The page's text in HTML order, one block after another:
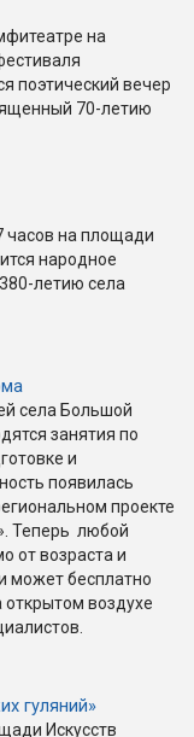
на
поэтический вечер
70-летию
часов на площади
народное
летию села
села Большой
занятия по
и
появилась
проекте
Теперь любой
от возраста и
может бесплатно
открытом воздухе
гуляний»
Искусств